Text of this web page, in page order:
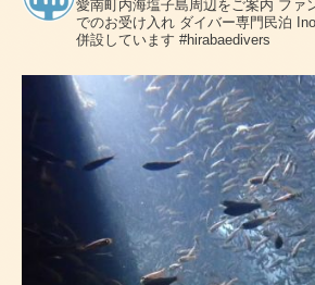
愛南町内海塩子島周辺をご案内 ファ
でのお受け入れ ダイバー専門民泊
併設しています #hirabaedivers